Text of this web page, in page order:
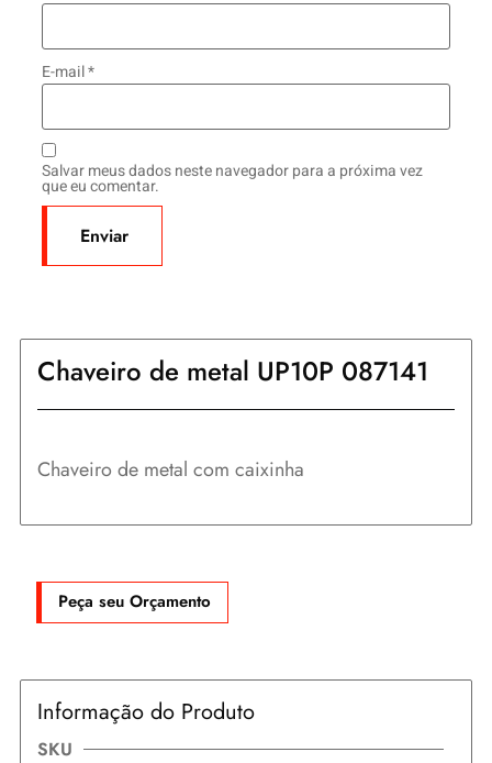
E-mail*
Salvar meus dados neste navegador para a próxima vez
que eu comentar.
Chaveiro de metal UP10P 087141
Chaveiro de metal com caixinha
Peça seu Orçamento
Informação do Produto
SKU